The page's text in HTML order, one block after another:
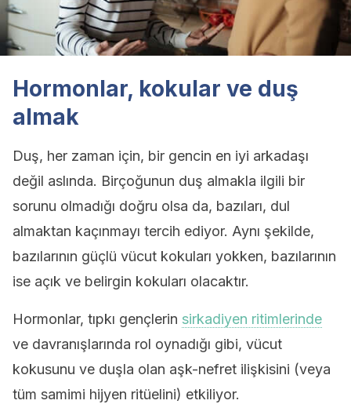
Hormonlar, kokular ve duş
almak
Duş, her zaman için, bir gencin en iyi arkadaşı
değil aslında. Birçoğunun duş almakla ilgili bir
sorunu olmadığı doğru olsa da, bazıları, dul
almaktan kaçınmayı tercih ediyor. Aynı şekilde,
bazılarının güçlü vücut kokuları yokken, bazılarının
ise açık ve belirgin kokuları olacaktır.
Hormonlar, tıpkı gençlerin sirkadiyen ritimlerinde
ve davranışlarında rol oynadığı gibi, vücut
kokusunu ve duşla olan aşk-nefret ilişkisini (veya
tüm samimi hijyen ritüelini) etkiliyor.